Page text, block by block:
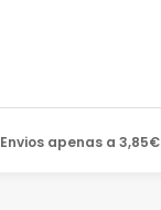
Envios apenas a 3,85€